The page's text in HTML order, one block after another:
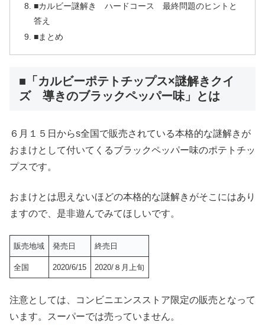
■カルビー謎解き ハードコース 最終問題のヒントと
答え
■まとめ
■「カルビーポテトチップス×謎解きクイ
ズ 導きのブラックペッパー味」とは
６月１５日からs全国で販売されている本格的な謎解きが
おまけとして付いてくるブラックペッパー味のポテトチッ
プスです。
おまけとは思えないほどの本格的な謎解きがそこにはあり
ますので、是非遊んでみてほしいです。
販売地域 発売日 終売日
全国 2020/6/15 2020/８月上旬
注意としては、コンビニエンスストア限定の販売となって
います。スーパーでは売っていません。